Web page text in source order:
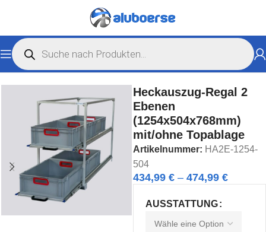
Start Caravan- und Vanausbau Heckauszug
Heckauszug-Regal 2
Ebenen
(1254x504x768mm)
mit/ohne Topablage
Artikelnummer: HA2E-1254-
504
434,99 € – 474,99 €
AUSSTATTUNG